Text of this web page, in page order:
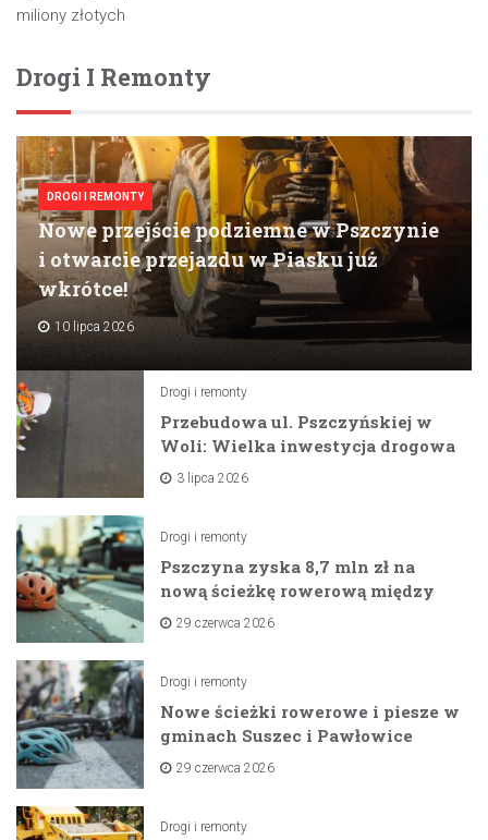
miliony złotych
Drogi I Remonty
DROGI I REMONTY
Nowe przejście podziemne w Pszczynie
i otwarcie przejazdu w Piasku już
wkrótce!
10 lipca 2026
Drogi i remonty
Przebudowa ul. Pszczyńskiej w
Woli: Wielka inwestycja drogowa
na horyzoncie
3 lipca 2026
Drogi i remonty
Pszczyna zyska 8,7 mln zł na
nową ścieżkę rowerową między
zaporami
29 czerwca 2026
Drogi i remonty
Nowe ścieżki rowerowe i piesze w
gminach Suszec i Pawłowice
dzięki unijnemu wsparciu
29 czerwca 2026
Drogi i remonty